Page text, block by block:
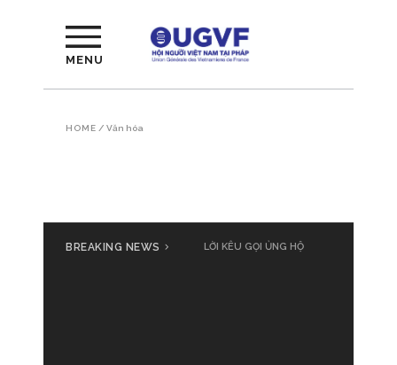
MENU
HOME / Văn hóa
BREAKING NEWS LỜI KÊU GỌI ỦNG HỘ